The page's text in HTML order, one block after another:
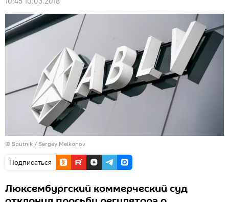
© Sputnik / Sergey Melkonov
Подписаться
Люксембургский коммерческий суд